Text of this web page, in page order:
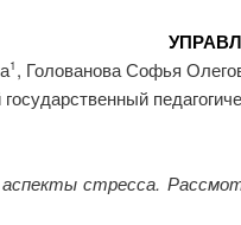
1 , Голованова Софья
стресса.